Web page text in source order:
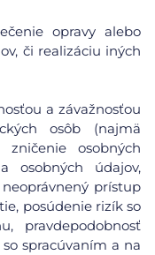
opravy alebo
či realizáciu iných
a závažnosťou
osôb (najmä
osobných
osobných údajov,
prístup
posúdenie rizík so
pravdepodobnosť
spracúvaním a na